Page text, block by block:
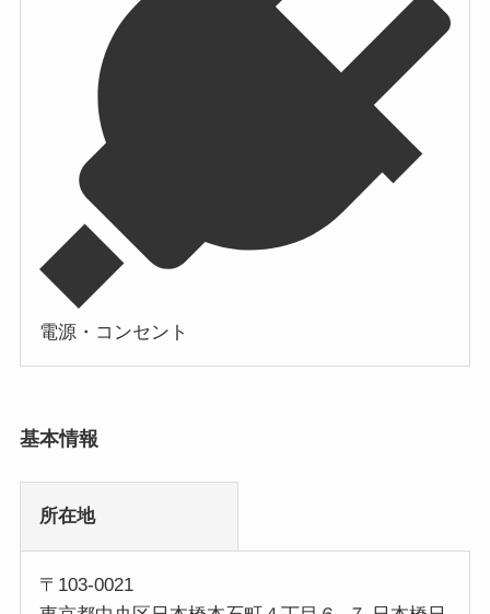
電源・コンセント
基本情報
所在地
〒103-0021